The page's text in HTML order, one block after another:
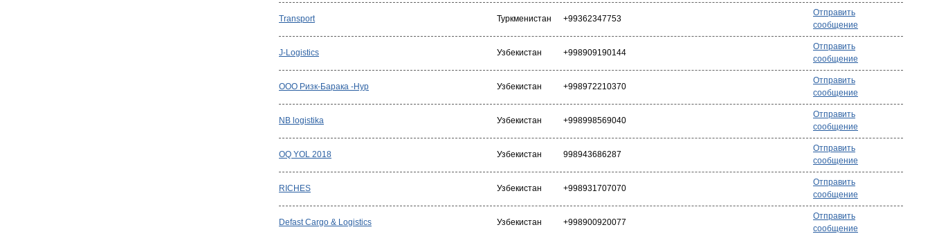
Transport Туркменистан +99362347753
Отправить
сообщение
J-Logistics Узбекистан +998909190144
Отправить
сообщение
ООО Ризк-Барака -Нур Узбекистан +998972210370
Отправить
сообщение
NB logistika Узбекистан +998998569040
Отправить
сообщение
OQ YOL 2018 Узбекистан 998943686287
Отправить
сообщение
RICHES Узбекистан +998931707070
Отправить
сообщение
Defast Cargo & Logistics Узбекистан +998900920077
Отправить
сообщение